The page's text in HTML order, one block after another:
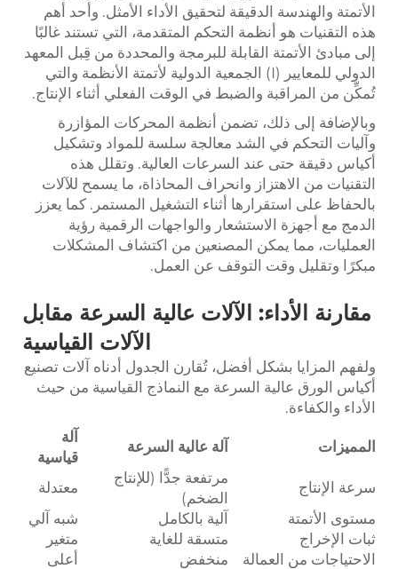
الأتمتة والهندسة الدقيقة لتحقيق الأداء الأمثل. وأحد أهم
هذه التقنيات هو أنظمة التحكم المتقدمة، التي تستند غالبًا
إلى مبادئ الأتمتة القابلة للبرمجة والمحددة من قِبل المعهد
الدولي للمعايير (I)
الجمعية الدولية لأتمتة الأنظمة والتي
تُمكِّن من المراقبة والضبط في الوقت الفعلي أثناء الإنتاج.
وبالإضافة إلى ذلك، تضمن أنظمة المحركات المؤازرة
وآليات التحكم في الشد معالجة سلسة للمواد وتشكيل
أكياس دقيقة حتى عند السرعات العالية. وتقلل هذه
التقنيات من الاهتزاز وانحراف المحاذاة، ما يسمح للآلات
بالحفاظ على استقرارها أثناء التشغيل المستمر. كما يعزز
الدمج مع أجهزة الاستشعار والواجهات الرقمية رؤية
العمليات، مما يمكن المصنعين من اكتشاف المشكلات
مبكرًا وتقليل وقت التوقف عن العمل.
مقارنة الأداء: الآلات عالية السرعة مقابل
الآلات القياسية
ولفهم المزايا بشكل أفضل، تُقارن الجدول أدناه آلات تصنيع
أكياس الورق عالية السرعة مع النماذج القياسية من حيث
الأداء والكفاءة.
المميزات آلة عالية السرعة
آلة
قياسية
سرعة الإنتاج
مرتفعة جدًّا (للإنتاج
الضخم)
معتدلة
مستوى الأتمتة
آلية بالكامل
شبه آلي
ثبات الإخراج
متسقة للغاية
متغير
الاحتياجات من العمالة
منخفض
أعلى